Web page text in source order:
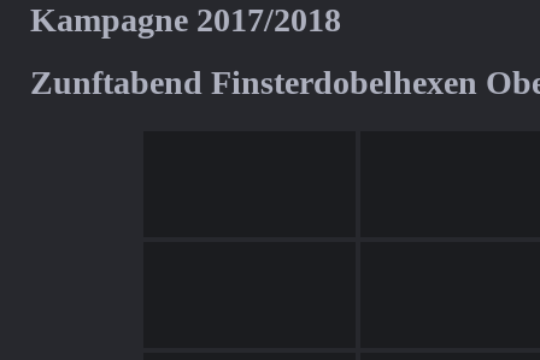
Kampagne 2017/2018
Zunftabend Finsterdobelhexen